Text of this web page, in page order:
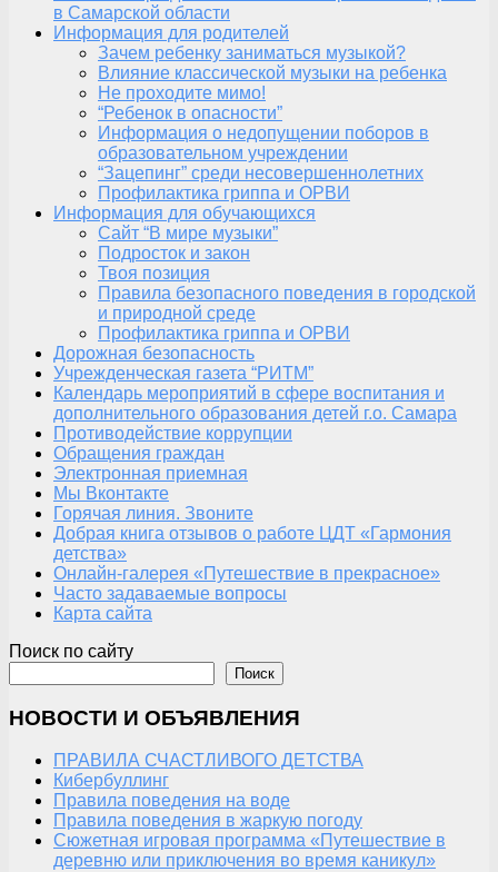
в Самарской области
Информация для родителей
Зачем ребенку заниматься музыкой?
Влияние классической музыки на ребенка
Не проходите мимо!
“Ребенок в опасности”
Информация о недопущении поборов в
образовательном учреждении
“Зацепинг” среди несовершеннолетних
Профилактика гриппа и ОРВИ
Информация для обучающихся
Сайт “В мире музыки”
Подросток и закон
Твоя позиция
Правила безопасного поведения в городской
и природной среде
Профилактика гриппа и ОРВИ
Дорожная безопасность
Учрежденческая газета “РИТМ”
Календарь мероприятий в сфере воспитания и
дополнительного образования детей г.о. Самара
Противодействие коррупции
Обращения граждан
Электронная приемная
Мы Вконтакте
Горячая линия. Звоните
Добрая книга отзывов о работе ЦДТ «Гармония
детства»
Онлайн-галерея «Путешествие в прекрасное»
Часто задаваемые вопросы
Карта сайта
Поиск по сайту
Поиск
НОВОСТИ И ОБЪЯВЛЕНИЯ
ПРАВИЛА СЧАСТЛИВОГО ДЕТСТВА
Кибербуллинг
Правила поведения на воде
Правила поведения в жаркую погоду
Сюжетная игровая программа «Путешествие в
деревню или приключения во время каникул»